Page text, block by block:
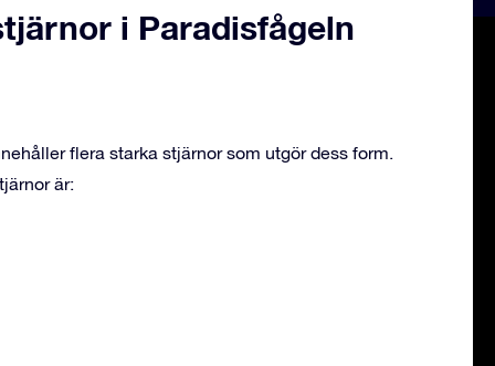
i Paradisfågeln
flera starka stjärnor som utgör dess form.
är: